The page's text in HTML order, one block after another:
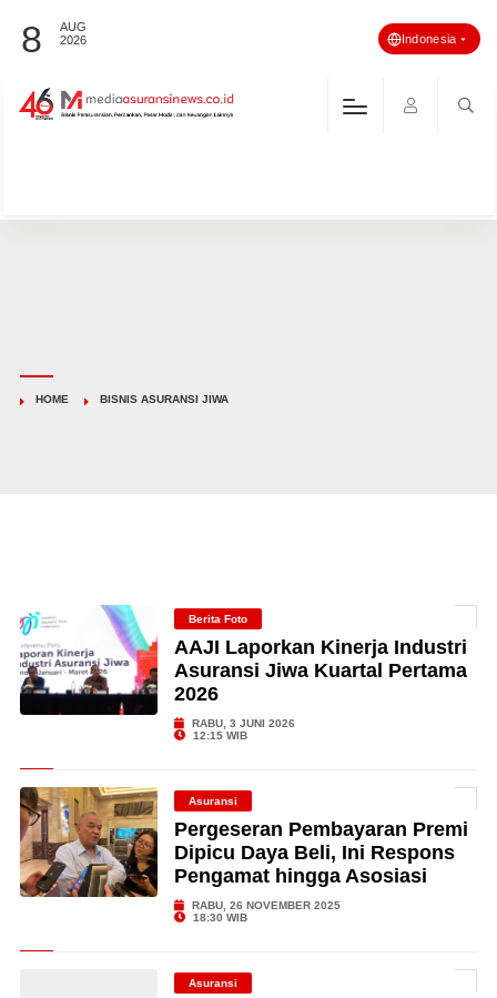
8
AUG
2026
Indonesia
HOME BISNIS ASURANSI JIWA
Berita Foto
AAJI Laporkan Kinerja Industri
Asuransi Jiwa Kuartal Pertama
2026
RABU, 3 JUNI 2026
12:15 WIB
Asuransi
Pergeseran Pembayaran Premi
Dipicu Daya Beli, Ini Respons
Pengamat hingga Asosiasi
RABU, 26 NOVEMBER 2025
18:30 WIB
Asuransi